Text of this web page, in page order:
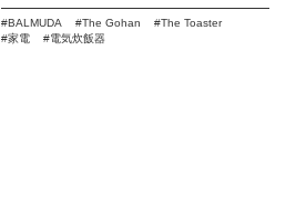
BALMUDA The Gohan
The Toaster
家電
電気炊飯器